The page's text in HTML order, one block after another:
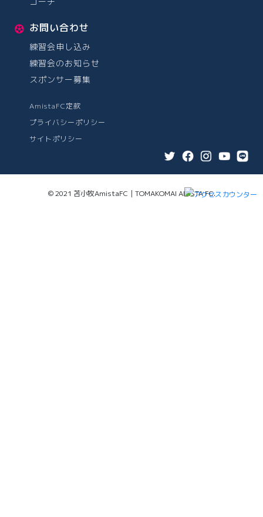
お問い合わせ
練習会申し込み
練習会のお知らせ
スポンサー募集
AmistaFC定款
プライバシーポリシー
サイトポリシー
© 2021 苫小牧AmistaFC｜TOMAKOMAI AMISTA FC.